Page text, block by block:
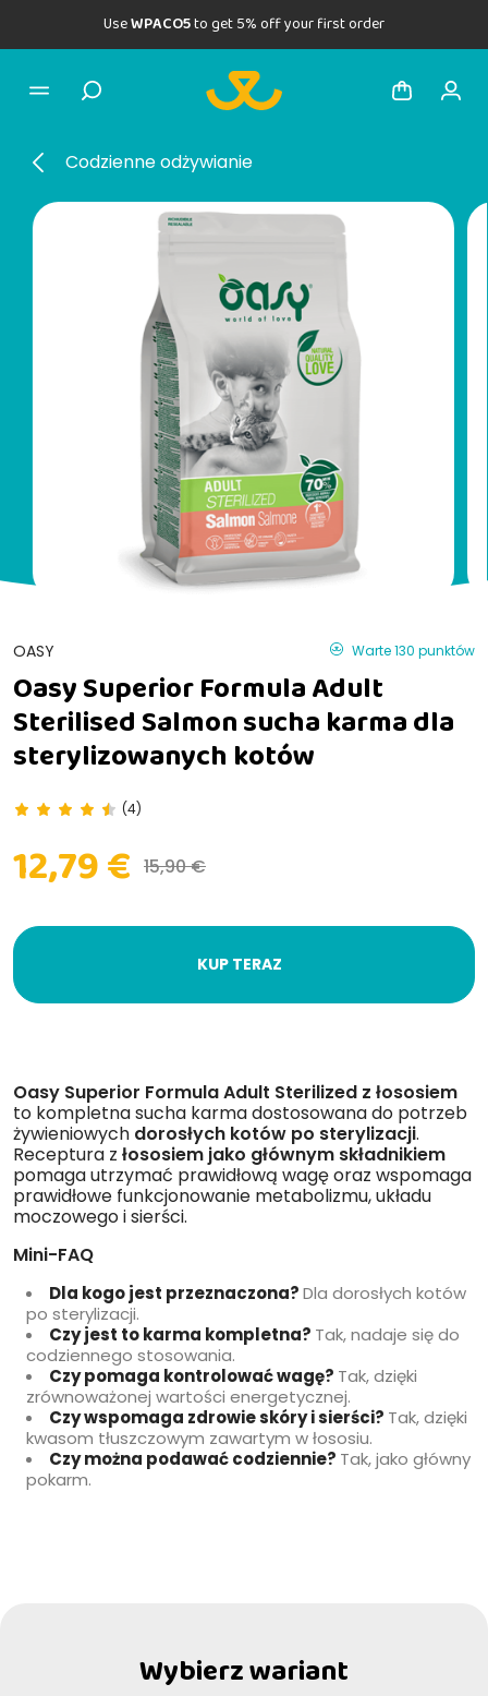
UseWPACO5to get 5% off your first order
Codzienne odżywianie
OASY Warte 130 punktów
Oasy Superior Formula Adult
Sterilised Salmon sucha karma dla
sterylizowanych kotów
(4)
12,79 € 15,90 €
KUP TERAZ
Oasy Superior Formula Adult Sterilized z łososiem
to kompletna sucha karma dostosowana do potrzeb
żywieniowych dorosłych kotów po sterylizacji.
Receptura z łososiem jako głównym składnikiem
pomaga utrzymać prawidłową wagę oraz wspomaga
prawidłowe funkcjonowanie metabolizmu, układu
moczowego i sierści.
Mini-FAQ
Dla kogo jest przeznaczona?Dla dorosłych kotów
po sterylizacji.
Czy jest to karma kompletna? Tak, nadaje się do
codziennego stosowania.
Czy pomaga kontrolować wagę? Tak, dzięki
zrównoważonej wartości energetycznej.
Czy wspomaga zdrowie skóry i sierści? Tak, dzięki
kwasom tłuszczowym zawartym w łososiu.
Czy można podawać codziennie? Tak, jako główny
pokarm.
Wybierz wariant